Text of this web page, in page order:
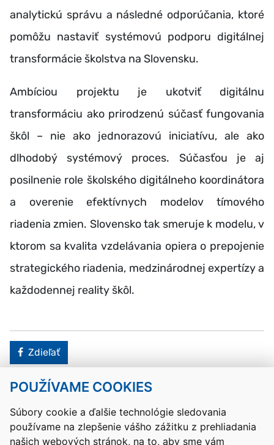
POUŽÍVAME COOKIES
Súbory cookie a ďalšie technológie sledovania
používame na zlepšenie vášho zážitku z prehliadania
našich webových stránok, na to, aby sme vám
analytickú správu a následné odporúčania, ktoré
pomôžu nastaviť systémovú podporu digitálnej
transformácie školstva na Slovensku.
Ambíciou projektu je ukotviť digitálnu
transformáciu ako prirodzenú súčasť fungovania
škôl – nie ako jednorazovú iniciatívu, ale ako
dlhodobý systémový proces. Súčasťou je aj
posilnenie role školského digitálneho koordinátora
a overenie efektívnych modelov tímového
riadenia zmien. Slovensko tak smeruje k modelu, v
ktorom sa kvalita vzdelávania opiera o prepojenie
strategického riadenia, medzinárodnej expertízy a
každodennej reality škôl.
Facebook
Zdieľať
Kontakty Mapa stránky RSS
Vyhlásenie o prístupnosti
Nastavenia cookies